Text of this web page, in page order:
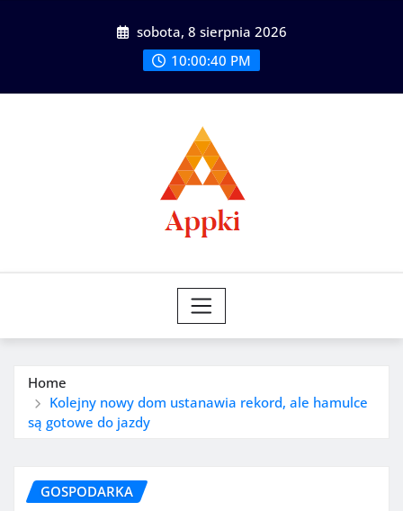
sobota, 8 sierpnia 2026
10:00:41 PM
Home
Kolejny nowy dom ustanawia rekord, ale hamulce
są gotowe do jazdy
GOSPODARKA